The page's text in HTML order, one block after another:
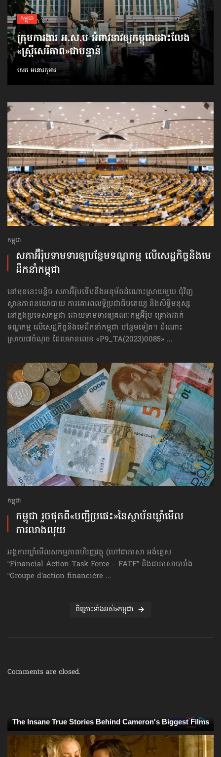
កម្ពុជា
ក្រុមការងារ អ.ស.ប អំពាវនាវ​ឲ្យកម្ពុជា​ដោះលែង​
«ស្ត្រីសេរីភាព»​ជាបន្ទាន់
សេក មនោរកុមារ
កម្ពុជា
សភាអ៊ឺរ៉ុបទាមទារ​ឲ្យបន្ថែម​ទណ្ឌកម្ម លើសេដ្ឋកិច្ច​និងមេ
ដឹកនាំកម្ពុជា
នៅមុននេះបន្តិច សភាអ៊ឺរ៉ុបទើបនឹងអនុម័តដំណោះស្រាយមួយ ជុំវិញ
ស្ថានភាពនយោបាយ ការគោរព​លទ្ធិ​ប្រជាធិបតេយ្យ និងសិទ្ធិមនុស្ស
នៅក្នុងប្រទេសកម្ពុជា ដោយទាមទារឲ្យគណៈកម្មអ៊ឺរ៉ុប គ្រោងដាក់​
ទណ្ឌកម្ម លើសេដ្ឋកិច្ច​និងមេដឹកនាំកម្ពុជា បន្ថែមទៀត។ ដំណោះ
ស្រាយ៧ចំណុច ដែលមានលេខ «P9_TA(2023)0085» ...
កម្ពុជា
កម្ពុជា រួចផុតពី«បញ្ជីប្រផេះ»​នៃស្ថាប័ន​ឃ្លាំមើល​
ការលាងលុយ
អង្គការឃ្លាំមើលសកម្មភាពហិរញ្ញវត្ថុ (ហៅ​ជា​ភាសា អង់គ្លេស
“Financial Action Task Force – FATF” និងជាភាសាបារាំង
“Groupe d’action financière ...
ពិគ្រោះទាំងអស់»កម្ពុជា
Comments are closed.